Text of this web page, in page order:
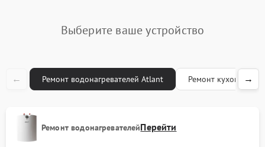
Выберите ваше устройство
← Ремонт водонагревателей Atlant Ремонт кухонных
→
Ремонт водонагревателейПерейти